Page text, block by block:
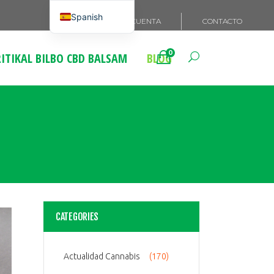
MI CUENTA CONTACTO
BILBO CBD BALSAM BLOG0
CATEGORIES
Actualidad Cannabis (170)
Spanish
French